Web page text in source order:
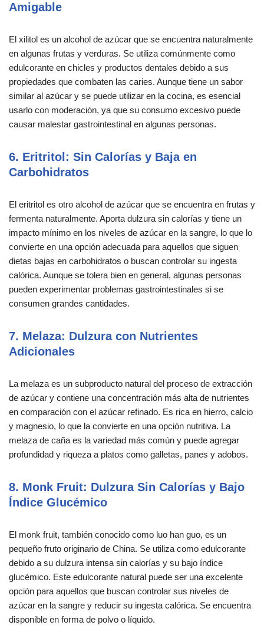
Amigable
El xilitol es un alcohol de azúcar que se encuentra naturalmente
en algunas frutas y verduras. Se utiliza comúnmente como
edulcorante en chicles y productos dentales debido a sus
propiedades que combaten las caries. Aunque tiene un sabor
similar al azúcar y se puede utilizar en la cocina, es esencial
usarlo con moderación, ya que su consumo excesivo puede
causar malestar gastrointestinal en algunas personas.
6. Eritritol: Sin Calorías y Baja en
Carbohidratos
El eritritol es otro alcohol de azúcar que se encuentra en frutas y
fermenta naturalmente. Aporta dulzura sin calorías y tiene un
impacto mínimo en los niveles de azúcar en la sangre, lo que lo
convierte en una opción adecuada para aquellos que siguen
dietas bajas en carbohidratos o buscan controlar su ingesta
calórica. Aunque se tolera bien en general, algunas personas
pueden experimentar problemas gastrointestinales si se
consumen grandes cantidades.
7. Melaza: Dulzura con Nutrientes
Adicionales
La melaza es un subproducto natural del proceso de extracción
de azúcar y contiene una concentración más alta de nutrientes
en comparación con el azúcar refinado. Es rica en hierro, calcio
y magnesio, lo que la convierte en una opción nutritiva. La
melaza de caña es la variedad más común y puede agregar
profundidad y riqueza a platos como galletas, panes y adobos.
8. Monk Fruit: Dulzura Sin Calorías y Bajo
Índice Glucémico
El monk fruit, también conocido como luo han guo, es un
pequeño fruto originario de China. Se utiliza como edulcorante
debido a su dulzura intensa sin calorías y su bajo índice
glucémico. Este edulcorante natural puede ser una excelente
opción para aquellos que buscan controlar sus niveles de
azúcar en la sangre y reducir su ingesta calórica. Se encuentra
disponible en forma de polvo o líquido.